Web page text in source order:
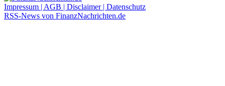
Impressum | AGB | Disclaimer | Datenschutz
RSS-News von FinanzNachrichten.de